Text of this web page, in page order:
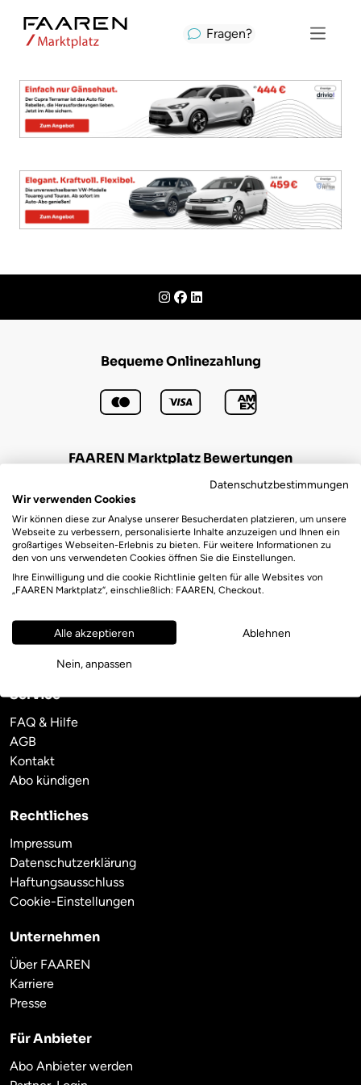
Fragen?
Bequeme Onlinezahlung
FAAREN Marktplatz Bewertungen
4,6
Auf dem Laufenden bleiben
Newsletter abonnieren
Service
FAQ & Hilfe
AGB
Kontakt
Abo kündigen
Rechtliches
Impressum
Datenschutzerklärung
Haftungsausschluss
Cookie-Einstellungen
Unternehmen
Über FAAREN
Karriere
Presse
Für Anbieter
Abo Anbieter werden
Datenschutzbestimmungen
Wir verwenden Cookies
Wir können diese zur Analyse unserer Besucherdaten platzieren, um unsere
Webseite zu verbessern, personalisierte Inhalte anzuzeigen und Ihnen ein
großartiges Webseiten-Erlebnis zu bieten. Für weitere Informationen zu
den von uns verwendeten Cookies öffnen Sie die Einstellungen.
Ihre Einwilligung und die cookie Richtlinie gelten für alle Websites von
„FAAREN Marktplatz“, einschließlich: FAAREN, Checkout.
Alle akzeptieren Ablehnen
Nein, anpassen